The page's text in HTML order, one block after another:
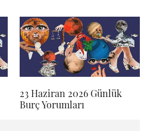
23 Haziran 2026 Günlük
Burç Yorumları